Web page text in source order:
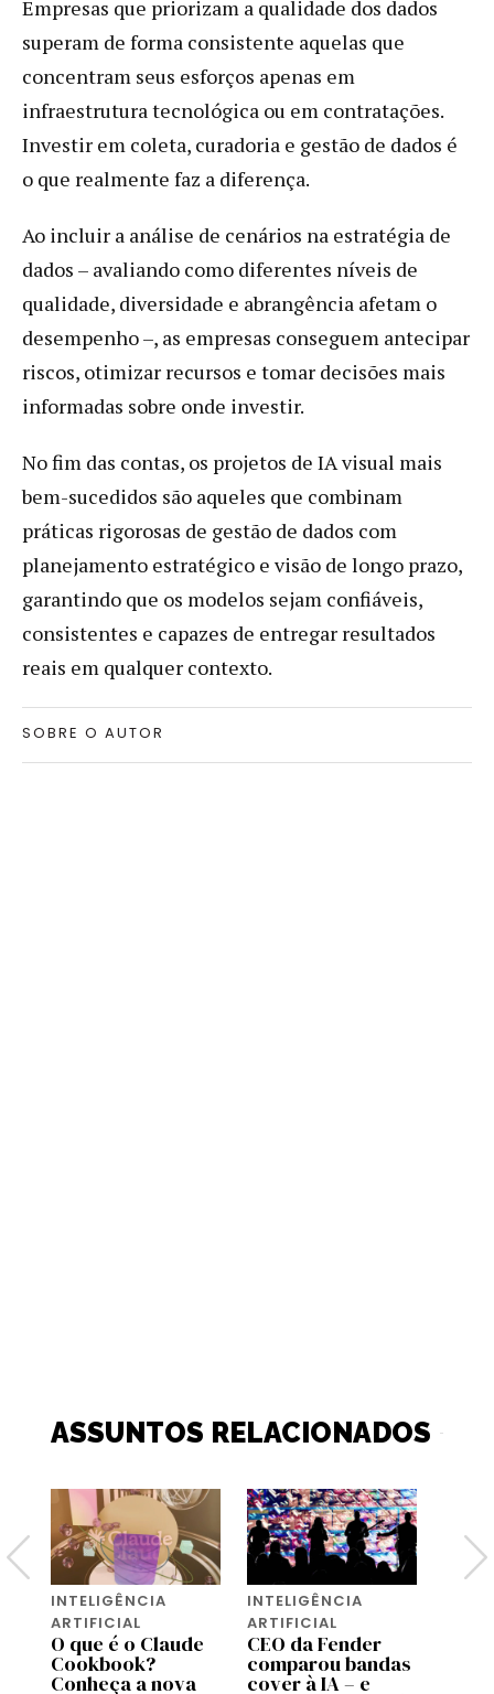
Empresas que priorizam a qualidade dos dados
superam de forma consistente aquelas que
concentram seus esforços apenas em
infraestrutura tecnológica ou em contratações.
Investir em coleta, curadoria e gestão de dados é
o que realmente faz a diferença.
Ao incluir a análise de cenários na estratégia de
dados – avaliando como diferentes níveis de
qualidade, diversidade e abrangência afetam o
desempenho –, as empresas conseguem antecipar
riscos, otimizar recursos e tomar decisões mais
informadas sobre onde investir.
No fim das contas, os projetos de IA visual mais
bem-sucedidos são aqueles que combinam
práticas rigorosas de gestão de dados com
planejamento estratégico e visão de longo prazo,
garantindo que os modelos sejam confiáveis,
consistentes e capazes de entregar resultados
reais em qualquer contexto.
SOBRE O AUTOR
ASSUNTOS RELACIONADOS
INTELIGÊNCIA
ARTIFICIAL
O que é o Claude
Cookbook?
Conheça a nova
INTELIGÊNCIA
ARTIFICIAL
CEO da Fender
comparou bandas
cover à IA – e